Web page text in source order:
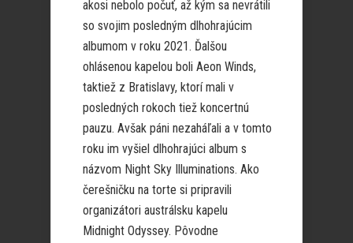
akosi nebolo počuť, až kým sa nevrátili
so svojim posledným dlhohrajúcim
albumom v roku 2021. Ďalšou
ohlásenou kapelou boli Aeon Winds,
taktiež z Bratislavy, ktorí mali v
posledných rokoch tiež koncertnú
pauzu. Avšak páni nezaháľali a v tomto
roku im vyšiel dlhohrajúci album s
názvom Night Sky Illuminations. Ako
čerešničku na torte si pripravili
organizátori austrálsku kapelu
Midnight Odyssey. Pôvodne